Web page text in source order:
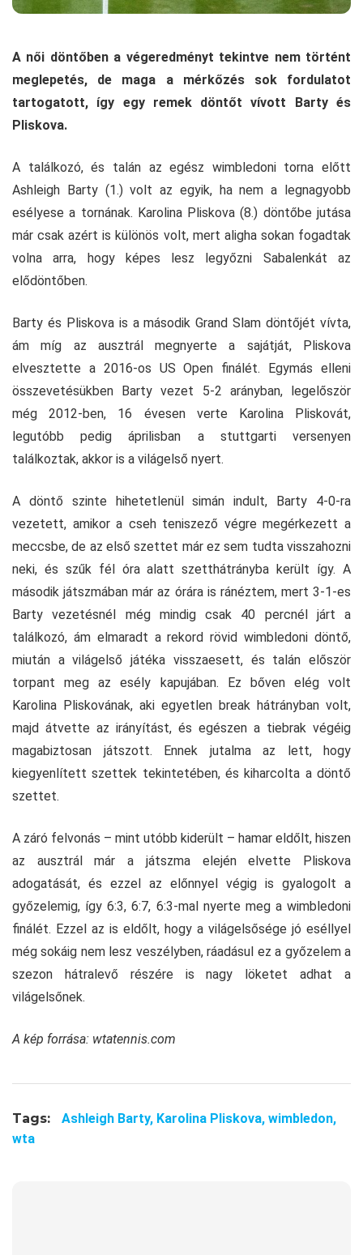
A női döntőben a végeredményt tekintve nem történt
meglepetés, de maga a mérkőzés sok fordulatot
tartogatott, így egy remek döntőt vívott Barty és
Pliskova.
A találkozó, és talán az egész wimbledoni torna előtt
Ashleigh Barty (1.) volt az egyik, ha nem a legnagyobb
esélyese a tornának. Karolina Pliskova (8.) döntőbe jutása
már csak azért is különös volt, mert aligha sokan fogadtak
volna arra, hogy képes lesz legyőzni Sabalenkát az
elődöntőben.
Barty és Pliskova is a második Grand Slam döntőjét vívta,
ám míg az ausztrál megnyerte a sajátját, Pliskova
elvesztette a 2016-os US Open finálét. Egymás elleni
összevetésükben Barty vezet 5-2 arányban, legelőször
még 2012-ben, 16 évesen verte Karolina Pliskovát,
legutóbb pedig áprilisban a stuttgarti versenyen
találkoztak, akkor is a világelső nyert.
A döntő szinte hihetetlenül simán indult, Barty 4-0-ra
vezetett, amikor a cseh teniszező végre megérkezett a
meccsbe, de az első szettet már ez sem tudta visszahozni
neki, és szűk fél óra alatt szetthátrányba került így. A
második játszmában már az órára is ránéztem, mert 3-1-es
Barty vezetésnél még mindig csak 40 percnél járt a
találkozó, ám elmaradt a rekord rövid wimbledoni döntő,
miután a világelső játéka visszaesett, és talán először
torpant meg az esély kapujában. Ez bőven elég volt
Karolina Pliskovának, aki egyetlen break hátrányban volt,
majd átvette az irányítást, és egészen a tiebrak végéig
magabiztosan játszott. Ennek jutalma az lett, hogy
kiegyenlített szettek tekintetében, és kiharcolta a döntő
szettet.
A záró felvonás – mint utóbb kiderült – hamar eldőlt, hiszen
az ausztrál már a játszma elején elvette Pliskova
adogatását, és ezzel az előnnyel végig is gyalogolt a
győzelemig, így 6:3, 6:7, 6:3-mal nyerte meg a wimbledoni
finálét. Ezzel az is eldőlt, hogy a világelsősége jó eséllyel
még sokáig nem lesz veszélyben, ráadásul ez a győzelem a
szezon hátralevő részére is nagy löketet adhat a
világelsőnek.
A kép forrása: wtatennis.com
Tags: Ashleigh Barty, Karolina Pliskova, wimbledon,
wta